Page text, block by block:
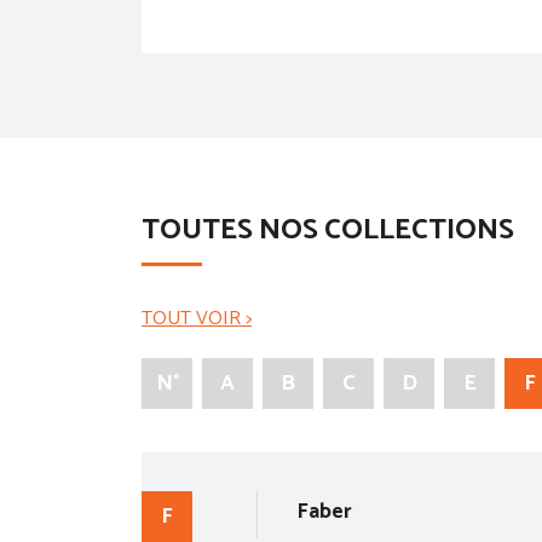
TOUTES NOS COLLECTIONS
TOUT VOIR >
N° A B C D E F
F Faber